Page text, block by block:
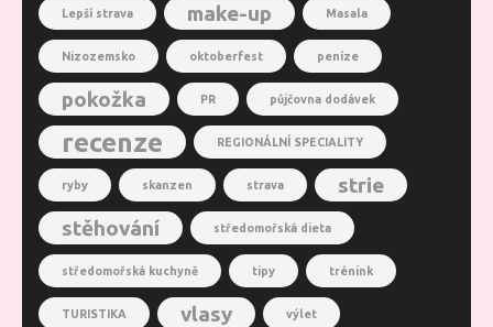
Lepší strava make-up Masala
Nizozemsko oktoberfest peníze
pokožka PR půjčovna dodávek
recenze REGIONÁLNÍ SPECIALITY
ryby skanzen strava
strie
stěhování
středomořská dieta
středomořská kuchyně tipy trénink
TURISTIKA vlasy výlet